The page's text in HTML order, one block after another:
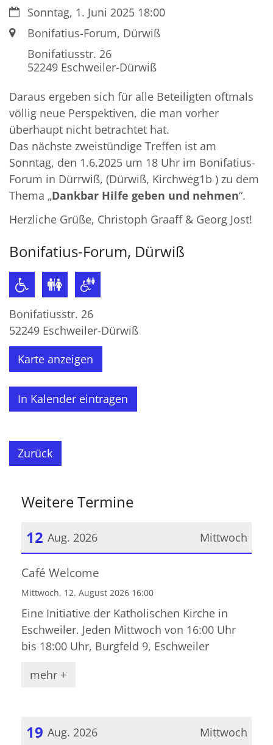
Datum:Sonntag, 1. Juni 2025 18:00
Ort: Bonifatius-Forum, Dürwiß
Bonifatiusstr. 26
52249 Eschweiler-Dürwiß
Daraus ergeben sich für alle Beteiligten oftmals
völlig neue Perspektiven, die man vorher
überhaupt nicht betrachtet hat.
Das nächste zweistündige Treffen ist am
Sonntag, den 1.6.2025 um 18 Uhr im Bonifatius-
Forum in Dürrwiß, (Dürwiß, Kirchweg1b ) zu dem
Thema „Dankbar Hilfe geben und nehmen“.
Herzliche Grüße, Christoph Graaff & Georg Jost!
Bonifatius-Forum, Dürwiß
Bonifatiusstr. 26
52249 Eschweiler-Dürwiß
Karte anzeigen
In Kalender eintragen
Zurück
Weitere Termine
Mittwoch
12 Aug. 2026
Datum: 12. August 2026
Café Welcome
Mittwoch, 12. August 2026 16:00
Eine Initiative der Katholischen Kirche in
Eschweiler. Jeden Mittwoch von 16:00 Uhr
bis 18:00 Uhr, Burgfeld 9, Eschweiler
mehr +
Mittwoch
19 Aug. 2026